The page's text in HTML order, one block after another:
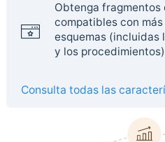
Obtenga fragmentos
compatibles con
esquemas (incluidas
y los procedimientos)
Consulta todas las